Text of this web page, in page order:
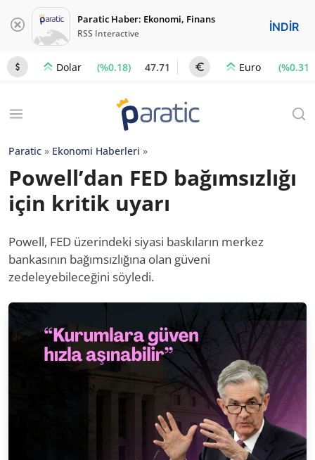
Paratic Haber: Ekonomi, Finans
RSS Interactive İNDİR
Dolar (%0.18) 47.71 Euro (%0.31)
Paratic » Ekonomi Haberleri »
Powell’dan FED bağımsızlığı
için kritik uyarı
Powell, FED üzerindeki siyasi baskıların merkez
bankasının bağımsızlığına olan güveni
zedeleyebileceğini söyledi.